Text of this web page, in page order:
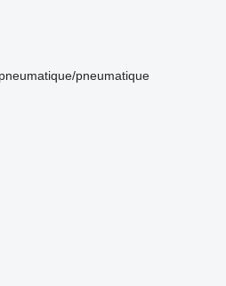
pneumatique/pneumatique